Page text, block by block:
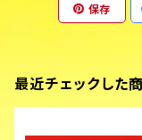
保存
最近チェックした